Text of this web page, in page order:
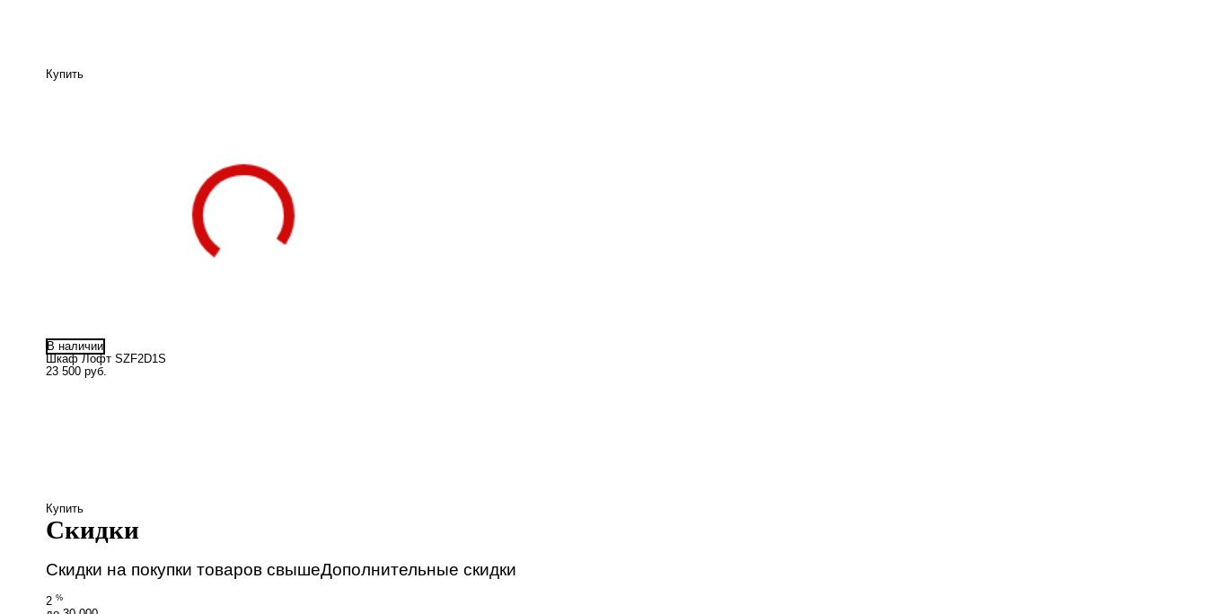
Купить
В наличии
Шкаф Лофт SZF2D1S
23 500 руб.
Купить
Скидки
Скидки на покупки товаров свыше
2 %
Дополнительные скидки